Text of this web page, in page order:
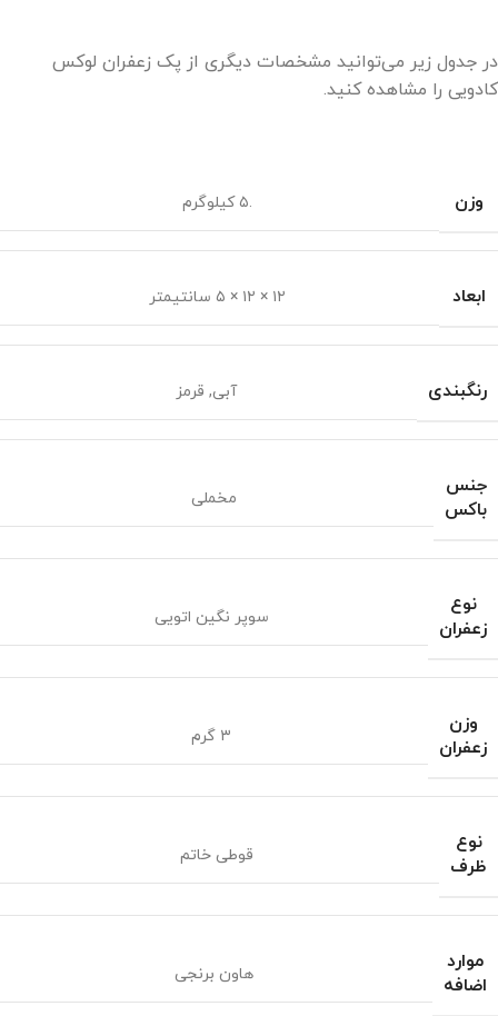
در جدول زیر می‌توانید مشخصات دیگری از پک زعفران لوکس
کادویی را مشاهده کنید.
وزن .۵ کیلوگرم
ابعاد ۱۲ × ۱۲ × ۵ سانتیمتر
رنگبندی آبی, قرمز
جنس
باکس
مخملی
نوع
زعفران
سوپر نگین اتویی
وزن
زعفران
۳ گرم
نوع
ظرف
قوطی خاتم
موارد
اضافه
هاون برنجی